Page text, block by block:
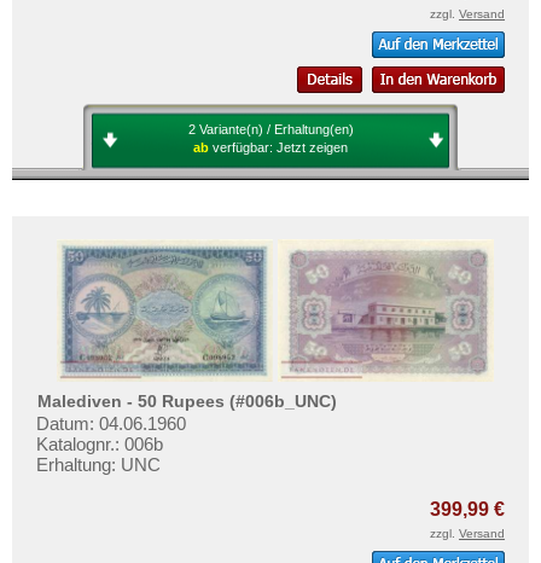
zzgl. Versand
2 Variante(n) / Erhaltung(en)
ab verfügbar: Jetzt zeigen
Malediven - 50 Rupees (#006b_UNC)
Datum: 04.06.1960
Katalognr.: 006b
Erhaltung: UNC
399,99 €
zzgl. Versand